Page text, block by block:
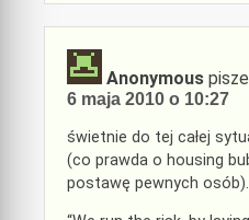
Anonymous
6 maja 2010 o 10:27
świetnie do tej całej
(co prawda o housing
postawę pewnych osób).